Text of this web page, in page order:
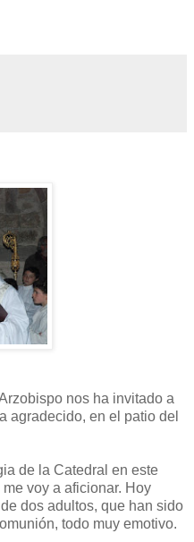
nos ha invitado a
agradecido, en el patio del
de la Catedral en este
voy a aficionar. Hoy
dos adultos, que han sido
todo muy emotivo.